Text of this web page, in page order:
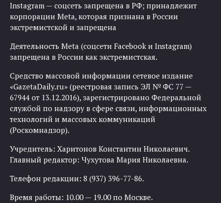
Instagram — соцсеть запрещена в РФ; принадлежит
корпорации Meta, которая признана в России
экстремистской и запрещена
Деятельность Meta (соцсети Facebook и Instagram)
запрещена в России как экстремистская.
Средство массовой информации сетевое издание
«GazetaDaily.ru» (реестровая запись ЭЛ № ФС 77 —
67944 от 13.12.2016), зарегистрировано Федеральной
службой по надзору в сфере связи, информационных
технологий и массовых коммуникаций
(Роскомнадзор).
Учредитель: Харитонов Константин Николаевич.
Главный редактор: Чухутова Мария Николаевна.
Телефон редакции: 8 (937) 396-77-86.
Время работы: 10.00 — 19.00 по Москве.